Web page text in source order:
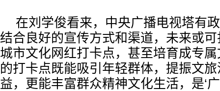
在刘学俊看来，中央广播电视塔有
结合良好的宣传方式和渠道，未来或
城市文化网红打卡点，甚至培育成专属
的打卡点既能吸引年轻群体，提振文
益，更能丰富群众精神文化生活，是‘